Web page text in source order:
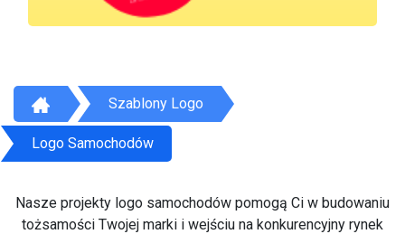
Szablony Logo
Logo Samochodów
Nasze projekty logo samochodów pomogą Ci w budowaniu
tożsamości Twojej marki i wejściu na konkurencyjny rynek